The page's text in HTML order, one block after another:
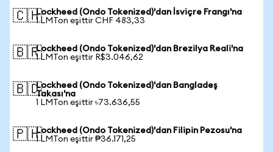
🇨🇭Lockheed (Ondo Tokenized)'dan İsviçre Frangı'na
1 LMTon eşittir CHF 483,33
🇧🇷Lockheed (Ondo Tokenized)'dan Brezilya Reali'na
1 LMTon eşittir R$3.046,62
🇧🇩Lockheed (Ondo Tokenized)'dan Bangladeş
Takası'na
1 LMTon eşittir ৳73.636,55
🇵🇭Lockheed (Ondo Tokenized)'dan Filipin Pezosu'na
1 LMTon eşittir ₱36.171,25